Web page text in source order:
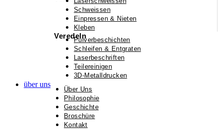
Schweissen
Einpressen & Nieten
Kleben
VeredelnPulverbeschichten
Schleifen & Entgraten
Laserbeschriften
Teilereinigen
3D-Metalldrucken
über uns
Über Uns
Philosophie
Geschichte
Broschüre
Kontakt